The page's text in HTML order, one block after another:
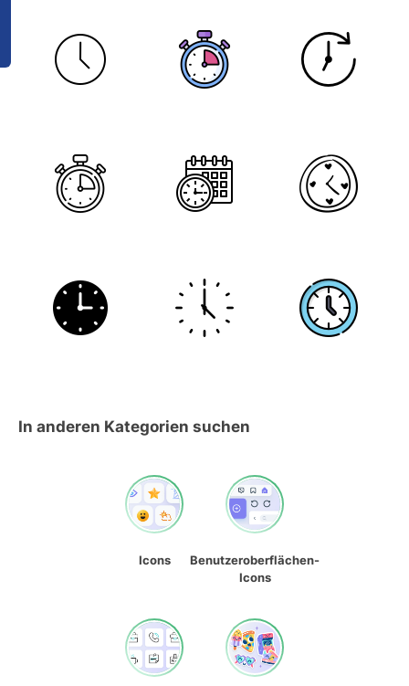
In anderen Kategorien suchen
Icons
Benutzeroberflächen-
Icons